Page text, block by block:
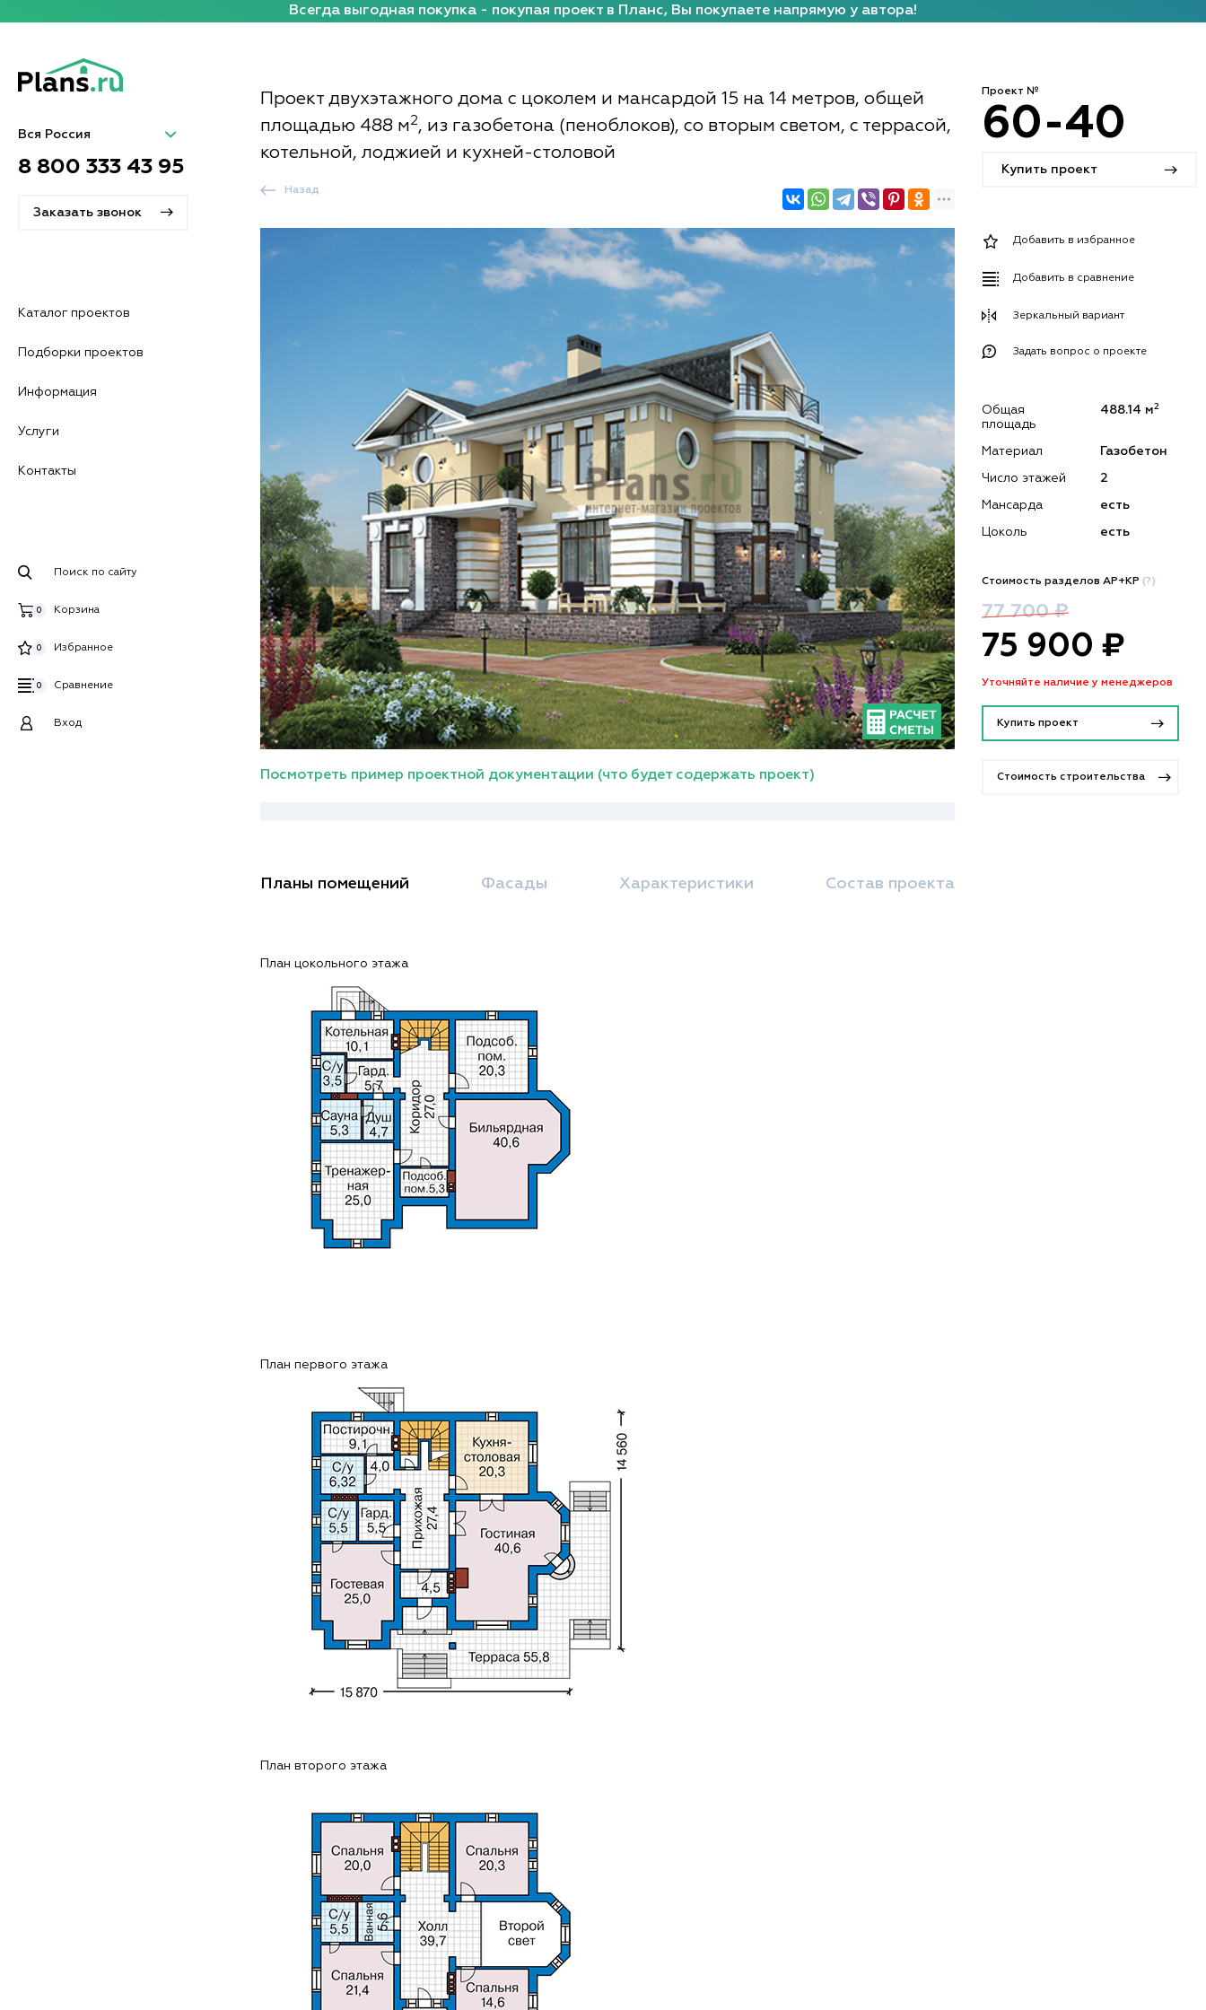
Всегда выгодная покупка - покупая проект в Планс, Вы покупаете напрямую у автора!
Вся Россия
8 800 333 43 95
Заказать звонок
Каталог проектов
Подборки проектов
Информация
Услуги
Контакты
Поиск по сайту
Корзина
0
Избранное
0
Сравнение
0
Вход
Проект двухэтажного дома с цоколем и мансардой 15 на 14 метров, общей
площадью 488 м2, из газобетона (пеноблоков), со вторым светом, с террасой,
котельной, лоджией и кухней-столовой
Назад
Посмотреть пример проектной документации (что будет содержать проект)
Планы помещений Фасады Характеристики Состав проекта
План цокольного этажа
План первого этажа
План второго этажа
Проект №
60-40
Купить проект
Добавить в избранное
Добавить в сравнение
Зеркальный вариант
Задать вопрос о проекте
Общая
площадь
488.14 м2
Материал Газобетон
Число этажей 2
Мансарда есть
Цоколь есть
Стоимость разделов АР+КР (?)
77 700 ₽
75 900 ₽
Уточняйте наличие у менеджеров
Купить проект
Стоимость строительства